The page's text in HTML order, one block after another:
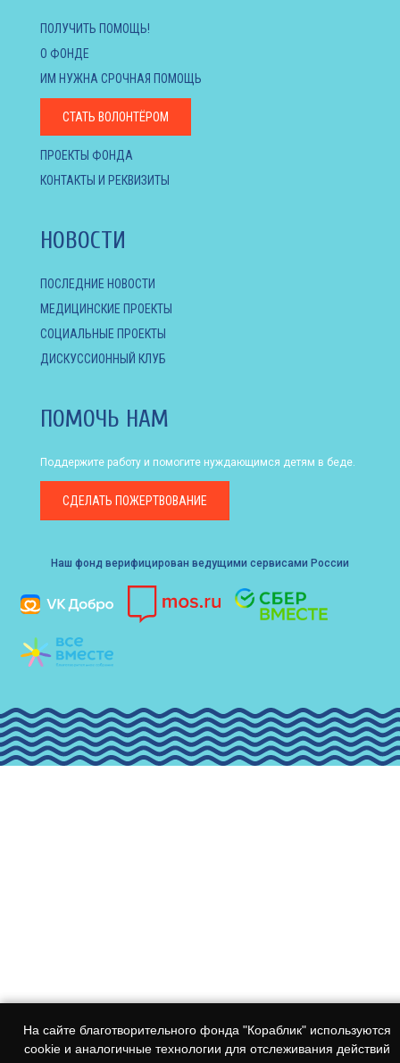
ПОЛУЧИТЬ ПОМОЩЬ!
О ФОНДЕ
ИМ НУЖНА СРОЧНАЯ ПОМОЩЬ
СТАТЬ ВОЛОНТЁРОМ
ПРОЕКТЫ ФОНДА
КОНТАКТЫ И РЕКВИЗИТЫ
НОВОСТИ
ПОСЛЕДНИЕ НОВОСТИ
МЕДИЦИНСКИЕ ПРОЕКТЫ
СОЦИАЛЬНЫЕ ПРОЕКТЫ
ДИСКУССИОННЫЙ КЛУБ
ПОМОЧЬ НАМ
Поддержите работу и помогите нуждающимся детям в беде.
СДЕЛАТЬ ПОЖЕРТВОВАНИЕ
Наш фонд верифицирован ведущими сервисами России
На сайте благотворительного фонда "Кораблик" используются
cookie и аналогичные технологии для отслеживания действий